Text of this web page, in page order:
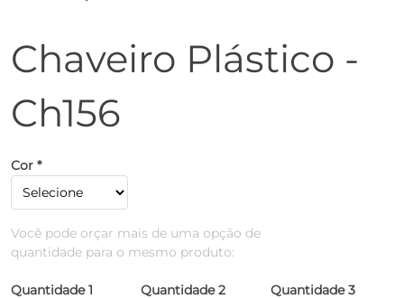
Chaveiro Plástico -
Ch156
Cor *
Você pode orçar mais de uma opção de
quantidade para o mesmo produto:
Quantidade 1 Quantidade 2 Quantidade 3